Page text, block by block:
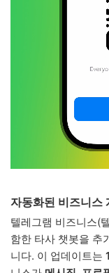
자동화된 비즈니스
텔레그램 비즈니스(
함한 타사 챗봇을 추
니다. 이 업데이트는